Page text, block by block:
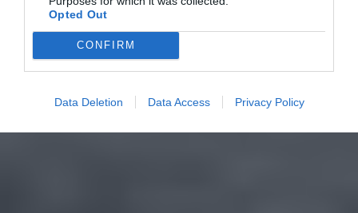
Opted Out
CONFIRM
Data Deletion Data Access Privacy Policy